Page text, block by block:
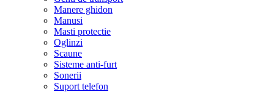
Manere ghidon
Manusi
Masti protectie
Oglinzi
Scaune
Sisteme anti-furt
Sonerii
Suport telefon